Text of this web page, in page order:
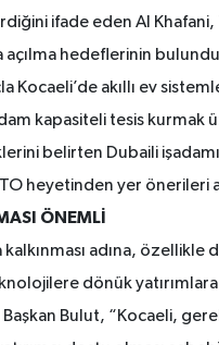
ifade eden Al Khafani,
açılma hedeflerinin
Kocaeli’de akıllı ev
kapasiteli tesis kurmak
belirten Dubaili
heyetinden yer önerileri
ÖNEMLİ
kalkınması adına, özellikle
dönük
Başkan Bulut, “Kocaeli,